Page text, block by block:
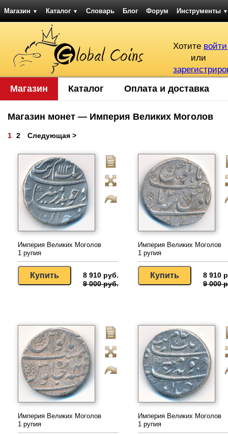
Магазин ▼ Каталог ▼ Словарь Блог Форум Инструменты ▼
Хотите
или
Магазин Каталог Оплата и доставка
Магазин монет — Империя Великих Моголов
1 2 Следующая >
Империя Великих Моголов
1 рупия
8 910 руб.
9 000 руб.
Империя Великих Моголов
1 рупия
8 910
9 000
Империя Великих Моголов
1 рупия
Империя Великих Моголов
1 рупия